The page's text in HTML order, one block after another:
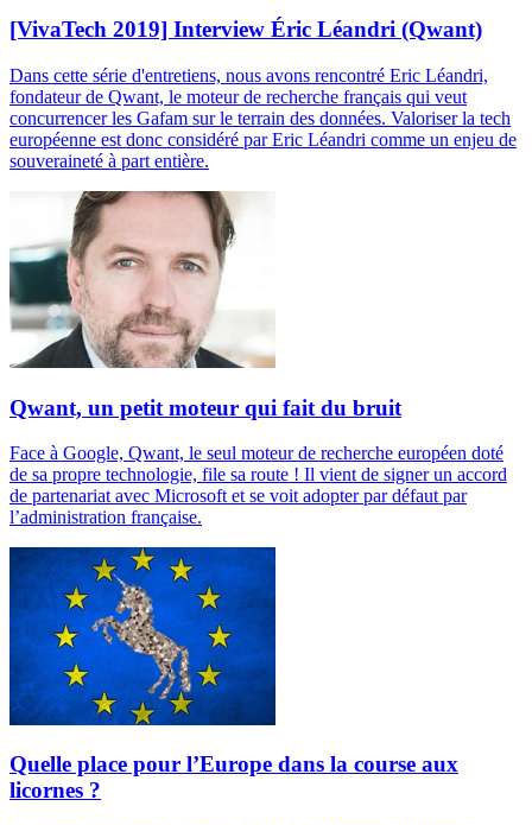
[VivaTech 2019] Interview Éric Léandri (Qwant)
Dans cette série d'entretiens, nous avons rencontré Eric Léandri,
fondateur de Qwant, le moteur de recherche français qui veut
concurrencer les Gafam sur le terrain des données. Valoriser la tech
européenne est donc considéré par Eric Léandri comme un enjeu de
souveraineté à part entière.
Qwant, un petit moteur qui fait du bruit
Face à Google, Qwant, le seul moteur de recherche européen doté
de sa propre technologie, file sa route ! Il vient de signer un accord
de partenariat avec Microsoft et se voit adopter par défaut par
l’administration française.
Quelle place pour l’Europe dans la course aux
licornes ?